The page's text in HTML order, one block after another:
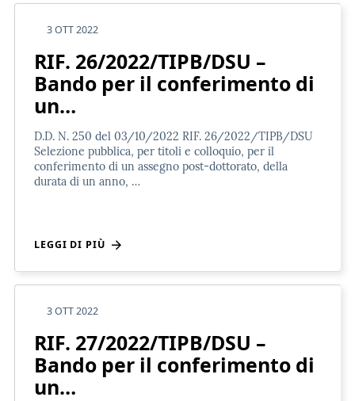
3 OTT 2022
RIF. 26/2022/TIPB/DSU –
Bando per il conferimento di
un…
D.D. N. 250 del 03/10/2022 RIF. 26/2022/TIPB/DSU
Selezione pubblica, per titoli e colloquio, per il
conferimento di un assegno post-dottorato, della
durata di un anno, …
LEGGI DI PIÙ
3 OTT 2022
RIF. 27/2022/TIPB/DSU –
Bando per il conferimento di
un…